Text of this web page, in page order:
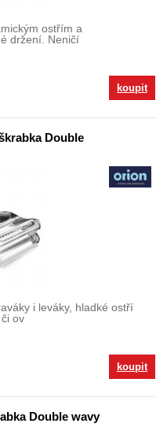
ostřím a
držení. Neničí
koupit
Double
i leváky, hladké ostří
ov
koupit
Double wavy